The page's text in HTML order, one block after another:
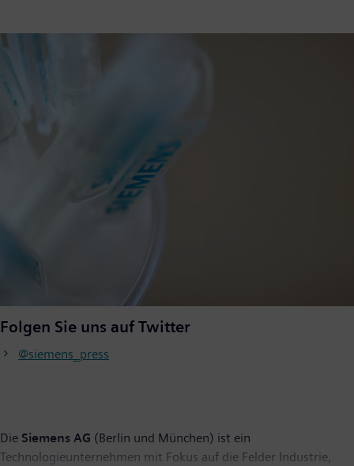
Folgen Sie uns auf Twitter
@siemens_press
Die Siemens AG (Berlin und München) ist ein
Technologieunternehmen mit Fokus auf die Felder Industrie,